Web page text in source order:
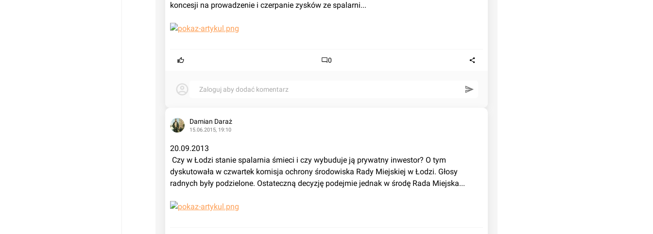
koncesji na prowadzenie i czerpanie zysków ze spalarni...
0
Zaloguj aby dodać komentarz
Damian Daraż
15.06.2015, 19:10
20.09.2013
dyskutowała w czwartek komisja ochrony środowiska Rady Miejskiej w Łodzi. Głosy
radnych były podzielone. Ostateczną decyzję podejmie jednak w środę Rada Miejska...